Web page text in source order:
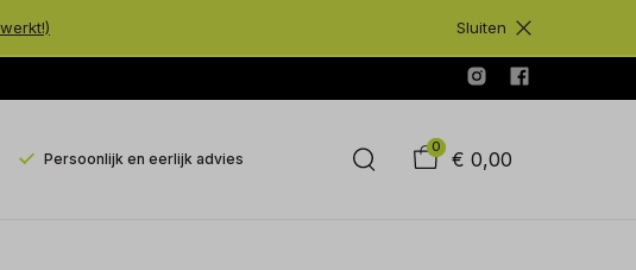
Sluiten
Persoonlijk en eerlijk advies
0
€ 0,00